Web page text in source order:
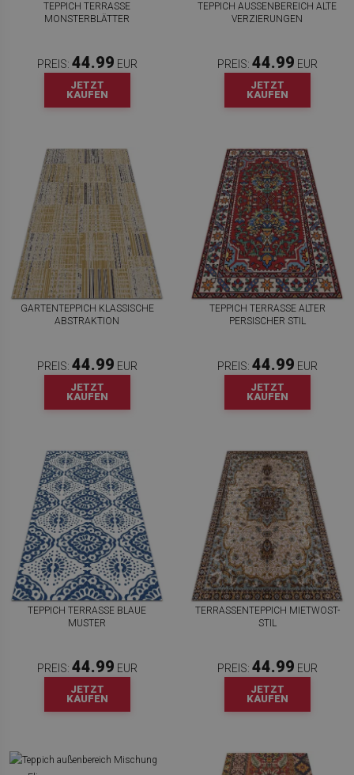
TEPPICH TERRASSE
MONSTERBLÄTTER
PREIS: 44.99 EUR
JETZT
KAUFEN
TEPPICH AUSSENBEREICH ALTE V
ERZIERUNGEN
PREIS: 44.99 EUR
JETZT
KAUFEN
GARTENTEPPICH KLASSISCHE
ABSTRAKTION
PREIS: 44.99 EUR
JETZT
KAUFEN
TEPPICH TERRASSE ALTER
PERSISCHER STIL
PREIS: 44.99 EUR
JETZT
KAUFEN
TEPPICH TERRASSE BLAUE
MUSTER
PREIS: 44.99 EUR
JETZT
KAUFEN
TERRASSENTEPPICH MIETWOST-
STIL
PREIS: 44.99 EUR
JETZT
KAUFEN